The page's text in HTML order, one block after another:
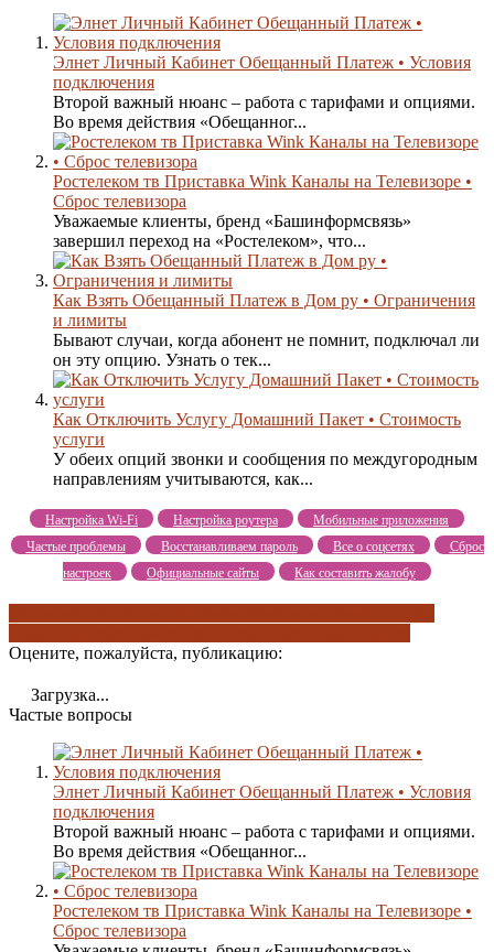
Элнет Личный Кабинет Обещанный Платеж • Условия
подключения
Второй важный нюанс – работа с тарифами и опциями.
Во время действия «Обещанног...
Ростелеком тв Приставка Wink Каналы на Телевизоре •
Сброс телевизора
Уважаемые клиенты, бренд «Башинформсвязь»
завершил переход на «Ростелеком», что...
Как Взять Обещанный Платеж в Дом ру • Ограничения
и лимиты
Бывают случаи, когда абонент не помнит, подключал ли
он эту опцию. Узнать о тек...
Как Отключить Услугу Домашний Пакет • Стоимость
услуги
У обеих опций звонки и сообщения по междугородным
направлениям учитываются, как...
Настройка Wi-Fi Настройка роутера
Мобильные приложения
Частые проблемы
Восстанавливаем пароль Все о соцсетях
Сброс
настроек
Официальные сайты Как составить жалобу
Оцените, пожалуйста, публикацию:
Загрузка...
Частые вопросы
Элнет Личный Кабинет Обещанный Платеж • Условия
подключения
Второй важный нюанс – работа с тарифами и опциями.
Во время действия «Обещанног...
Ростелеком тв Приставка Wink Каналы на Телевизоре •
Сброс телевизора